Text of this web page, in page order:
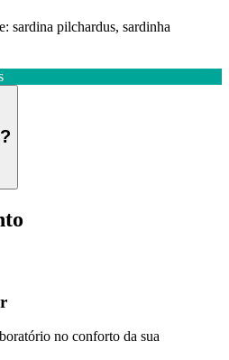
sardina pilchardus, sardinha
no conforto da sua